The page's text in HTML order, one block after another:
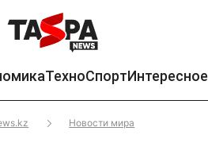
ТехноСпортИнтересное
Новости мира